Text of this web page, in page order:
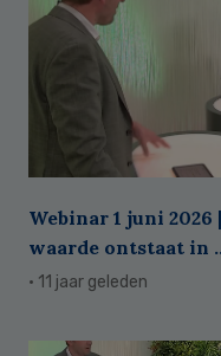
Webinar 1 juni
waarde ontstaat in
· 11 jaar geleden